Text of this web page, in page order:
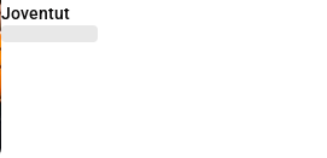
Joventut